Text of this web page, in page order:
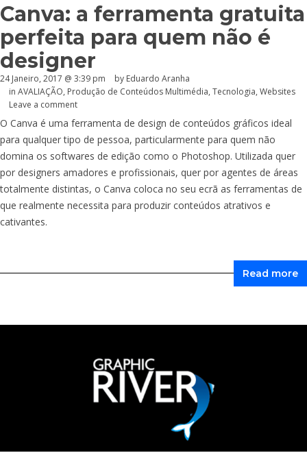
Canva: a ferramenta gratuita
perfeita para quem não é
designer
24 Janeiro, 2017 @ 3:39 pm by Eduardo Aranha
in AVALIAÇÃO, Produção de Conteúdos Multimédia, Tecnologia, Websites
Leave a comment
O Canva é uma ferramenta de design de conteúdos gráficos ideal
para qualquer tipo de pessoa, particularmente para quem não
domina os softwares de edição como o Photoshop. Utilizada quer
por designers amadores e profissionais, quer por agentes de áreas
totalmente distintas, o Canva coloca no seu ecrã as ferramentas de
que realmente necessita para produzir conteúdos atrativos e
cativantes.
Read more